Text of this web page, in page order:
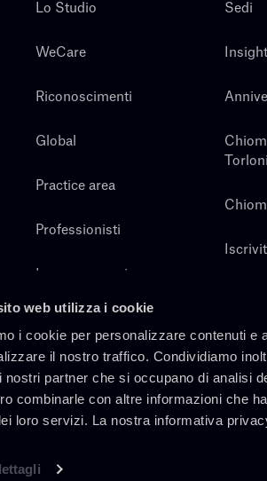
web utilizza i cookie
i cookie per personalizzare contenuti e
il nostro traffico. Condividiamo
nostri partner che si occupano di analisi
combinarle con altre informazioni che
loro servizi. La nostra informativa
Lo Studio
WeCare
Riconoscimenti
Global
Practice area
Professionisti
Lavora con noi
Sedi